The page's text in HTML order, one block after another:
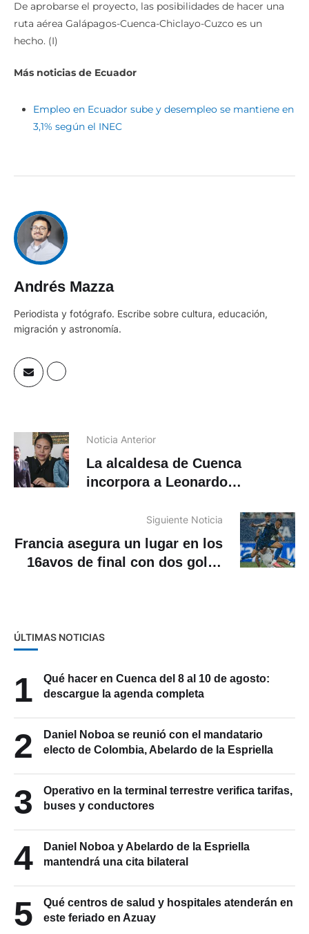
De aprobarse el proyecto, las posibilidades de hacer una
ruta aérea Galápagos-Cuenca-Chiclayo-Cuzco es un
hecho. (I)
Más noticias de Ecuador
Empleo en Ecuador sube y desempleo se mantiene en
3,1% según el INEC
Andrés Mazza
Periodista y fotógrafo. Escribe sobre cultura, educación,
migración y astronomía.
Noticia Anterior
La alcaldesa de Cuenca
incorpora a Leonardo
como sus asesores
Siguiente Noticia
Francia asegura un lugar en los
16avos de final con dos goles
ÚLTIMAS NOTICIAS
1
Qué hacer en Cuenca del 8 al 10 de agosto:
descargue la agenda completa
2
Daniel Noboa se reunió con el mandatario
electo de Colombia, Abelardo de la Espriella
3
Operativo en la terminal terrestre verifica tarifas,
buses y conductores
4
Daniel Noboa y Abelardo de la Espriella
mantendrá una cita bilateral
5
Qué centros de salud y hospitales atenderán en
este feriado en Azuay